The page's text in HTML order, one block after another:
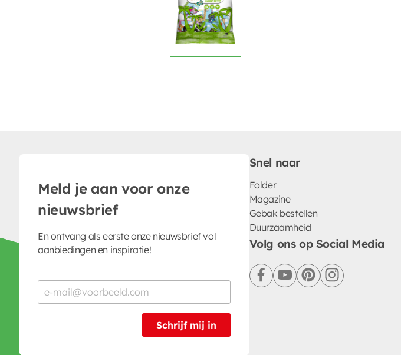
Meld je aan voor onze
nieuwsbrief
En ontvang als eerste onze nieuwsbrief vol
aanbiedingen en inspiratie!
Schrijf mij in
Snel naar
Folder
Magazine
Gebak bestellen
Duurzaamheid
Volg ons op Social Media
facebookyoutubepinterestinstagram